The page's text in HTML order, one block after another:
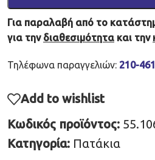
Για παραλαβή από το
για την διαθεσιμότητα και την
Τηλέφωνα παραγγελιών: 210-
Add to wishlist
Κωδικός προϊόντος:
Κατηγορία: Πατάκια